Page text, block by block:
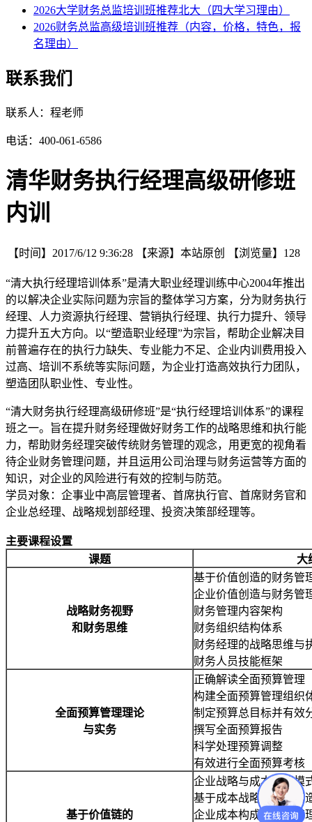
2026大学财务总监培训班推荐北大（四大学习理由）
2026财务总监高级培训班推荐（内容，价格，特色，报
名理由）
联系我们
联系人：程老师
电话：400-061-6586
清华财务执行经理高级研修班
内训
【时间】 2017/6/12 9:36:28 【来源】 本站原创 【浏览量】 128
“清大执行经理培训体系”是清大职业经理训练中心2004年推出
的以解决企业实际问题为宗旨的整体学习方案，分为财务执行
经理、人力资源执行经理、营销执行经理、执行力提升、领导
力提升五大方向。以“塑造职业经理”为宗旨，帮助企业解决目
前普遍存在的执行力缺失、专业能力不足、企业内训费用投入
过高、培训不系统等实际问题，为企业打造高效执行力团队，
塑造团队职业性、专业性。
“清大财务执行经理高级研修班”是“执行经理培训体系”的课程
班之一。旨在提升财务经理做好财务工作的战略思维和执行能
力，帮助财务经理突破传统财务管理的观念，用更宽的视角看
待企业财务管理问题，并且运用公司治理与财务运营等方面的
知识，对企业的风险进行有效的控制与防范。
学员对象：企事业中高层管理者、首席执行官、首席财务官和
企业总经理、战略规划部经理、投资决策部经理等。
主要课程设置
课题
大
战略财务视野
和财务思维
基于价值创造的财务管
企业价值创造与财务管
财务管理内容架构
财务组织结构体系
财务经理的战略思维与
财务人员技能框架
全面预算管理理论
与实务
正确解读全面预算管理
构建全面预算管理组织
制定预算总目标并有效
撰写全面预算报告
科学处理预算调整
有效进行全面预算考核
基于价值链的
企业战略与成本管理模
基于成本战略的流程再
企业成本构成与成本管